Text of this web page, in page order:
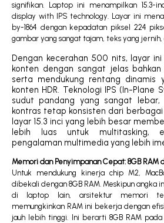
signifikan. Laptop ini menampilkan 15.3-
display with IPS technology. Layar ini
by-1864 dengan kepadatan piksel 224
gambar yang sangat tajam, teks yang
Dengan kecerahan 500 nits, layar
konten dengan sangat jelas
serta mendukung rentang dinamis
konten HDR. Teknologi IPS (In-Plane
sudut pandang yang sangat
kontras tetap konsisten dari berbagai
layar 15.3 inci yang lebih besar
lebih luas untuk multitasking,
pengalaman multimedia yang lebih
Memori dan Penyimpanan Cepat: 8GB RAM
Untuk mendukung kinerja chip M2,
dibekali dengan 8GB RAM. Meskipun angka
di laptop lain, arsitektur memori
memungkinkan RAM ini bekerja dengan
jauh lebih tinggi. Ini berarti 8GB RAM